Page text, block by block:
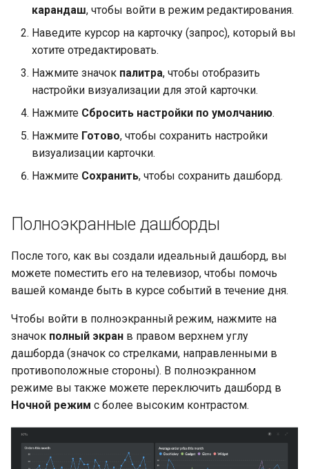
карандаш, чтобы войти в режим редактирования.
Наведите курсор на карточку (запрос), который вы
хотите отредактировать.
Нажмите значок палитра, чтобы отобразить
настройки визуализации для этой карточки.
Нажмите Сбросить настройки по умолчанию.
Нажмите Готово, чтобы сохранить настройки
визуализации карточки.
Нажмите Сохранить, чтобы сохранить дашборд.
Полноэкранные дашборды
После того, как вы создали идеальный дашборд, вы
можете поместить его на телевизор, чтобы помочь
вашей команде быть в курсе событий в течение дня.
Чтобы войти в полноэкранный режим, нажмите на
значок полный экран в правом верхнем углу
дашборда (значок со стрелками, направленными в
противоположные стороны). В полноэкранном
режиме вы также можете переключить дашборд в
Ночной режим с более высоким контрастом.